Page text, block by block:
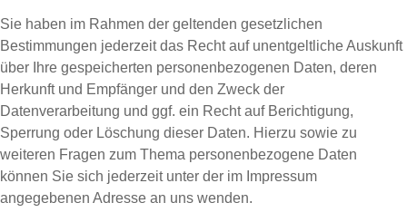
Sie haben im Rahmen der geltenden gesetzlichen
Bestimmungen jederzeit das Recht auf unentgeltliche Auskunft
über Ihre gespeicherten personenbezogenen Daten, deren
Herkunft und Empfänger und den Zweck der
Datenverarbeitung und ggf. ein Recht auf Berichtigung,
Sperrung oder Löschung dieser Daten. Hierzu sowie zu
weiteren Fragen zum Thema personenbezogene Daten
können Sie sich jederzeit unter der im Impressum
angegebenen Adresse an uns wenden.